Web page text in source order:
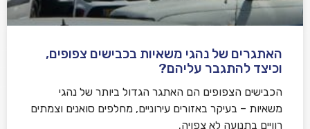
האתגרים של נהגי משאיות בכבישים צפופים,
וכיצד להתגבר עליהם?
הכבישים הצפופים הם האתגר הגדול ביותר של נהגי
משאיות – בעיקר באזורים עירוניים, מחלפים סואנים וצמתים
רוויים בתנועה לא צפויה.